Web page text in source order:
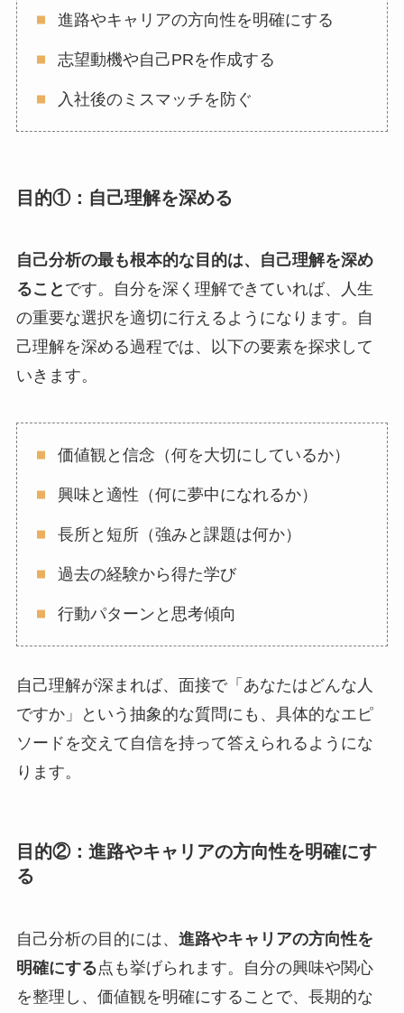
進路やキャリアの方向性を明確にする
志望動機や自己PRを作成する
入社後のミスマッチを防ぐ
目的①：自己理解を深める
自己分析の最も根本的な目的は、自己理解を深め
ること です。自分を深く理解できていれば、人生
の重要な選択を適切に行えるようになります。自
己理解を深める過程では、以下の要素を探求して
いきます。
価値観と信念（何を大切にしているか）
興味と適性（何に夢中になれるか）
長所と短所（強みと課題は何か）
過去の経験から得た学び
行動パターンと思考傾向
自己理解が深まれば、面接で「あなたはどんな人
ですか」という抽象的な質問にも、具体的なエピ
ソードを交えて自信を持って答えられるようにな
ります。
目的②：進路やキャリアの方向性を明確にす
る
自己分析の目的には、 進路やキャリアの方向性を
明確にする点も挙げられます。自分の興味や関心
を整理し、価値観を明確にすることで、長期的な